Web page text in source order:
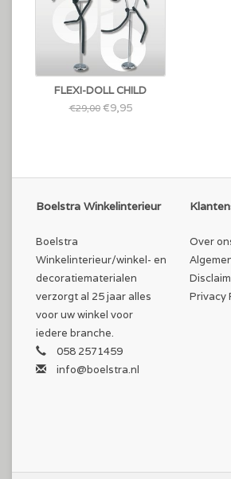
FLEXI-DOLL CHILD
€29,00€9,95
Boelstra Winkelinterieur
Boelstra
Winkelinterieur/winkel- en
decoratiematerialen
verzorgt al 25 jaar alles
voor uw winkel voor
iedere branche.
058 2571459
info@boelstra.nl
Over
Privacy